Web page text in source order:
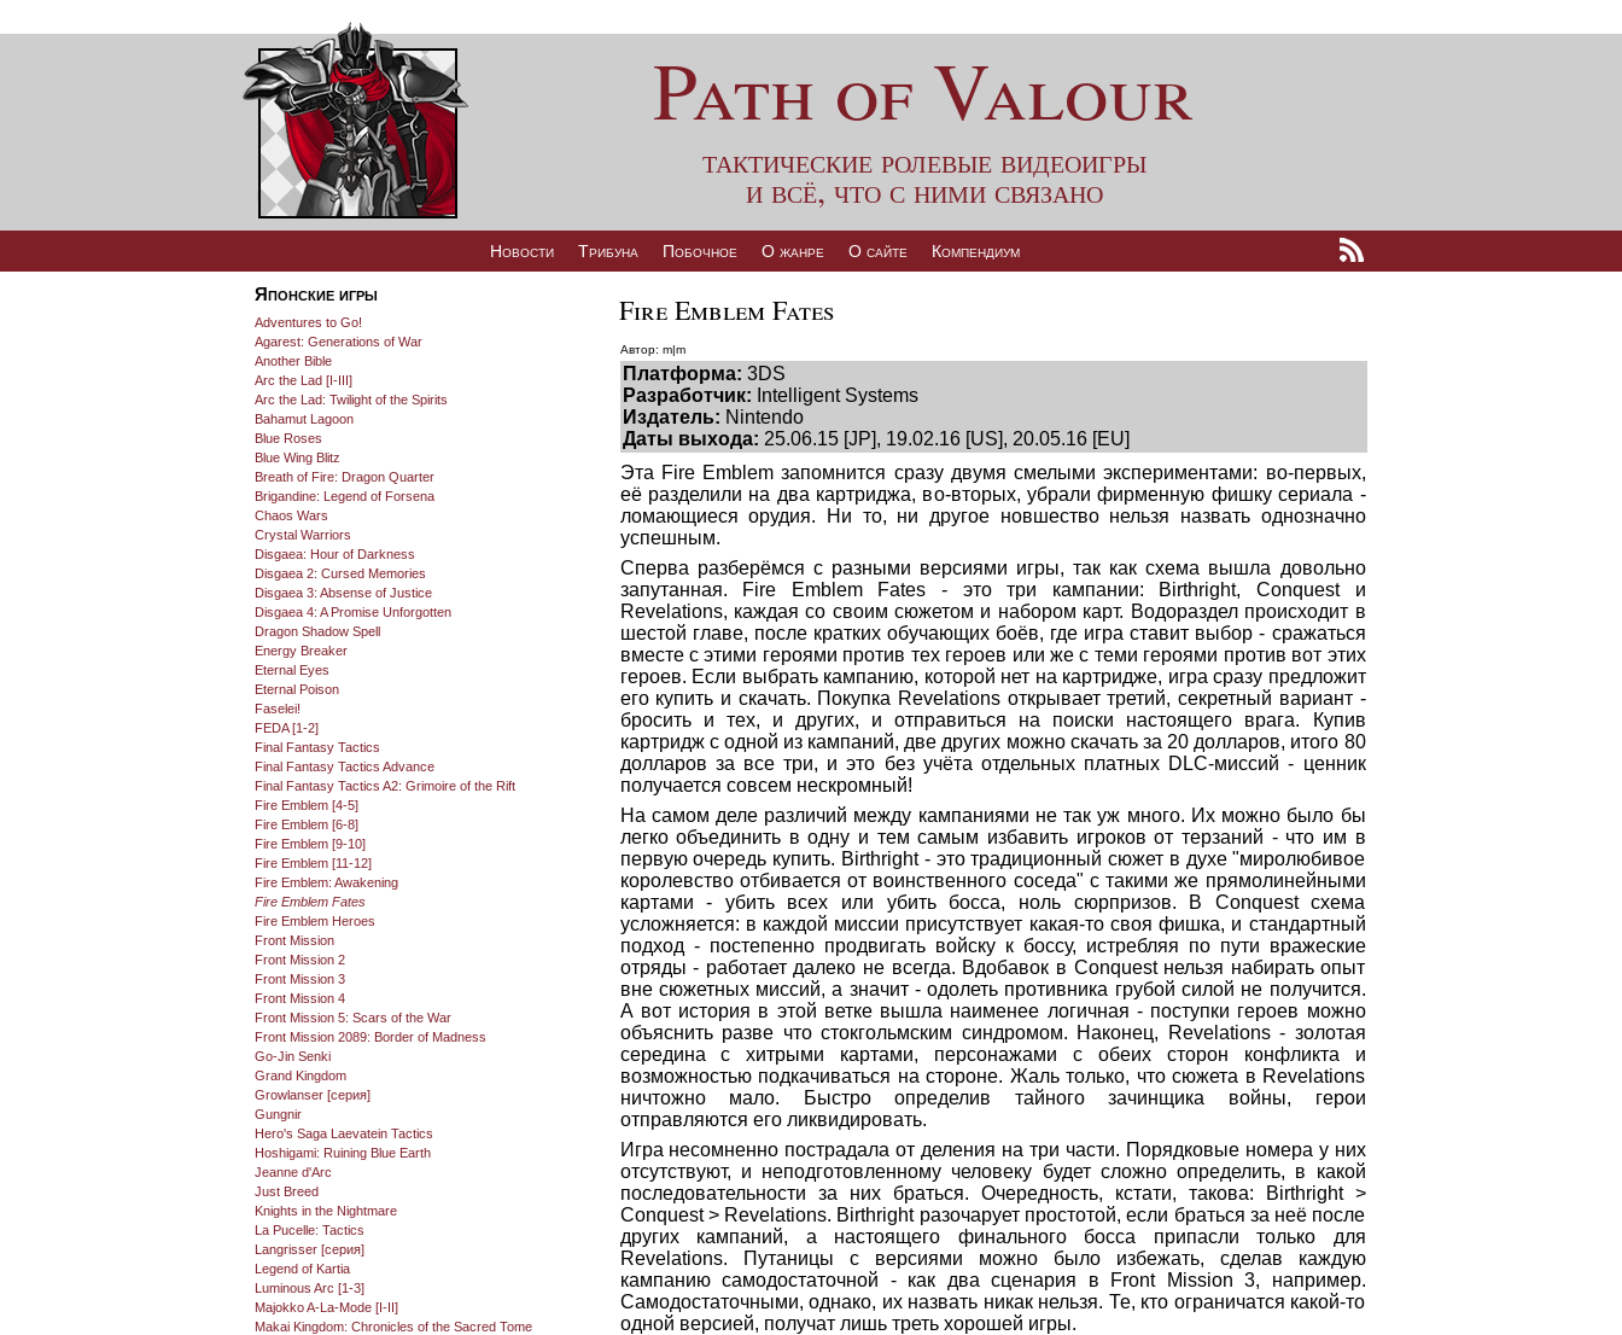
Path of Valour
тактические ролевые видеоигры
и всё, что с ними связано
Новости Трибуна Побочное О жанре О сайте Компендиум
Японские игры
Adventures to Go!
Agarest: Generations of War
Another Bible
Arc the Lad [I-III]
Arc the Lad: Twilight of the Spirits
Bahamut Lagoon
Blue Roses
Blue Wing Blitz
Breath of Fire: Dragon Quarter
Brigandine: Legend of Forsena
Chaos Wars
Crystal Warriors
Disgaea: Hour of Darkness
Disgaea 2: Cursed Memories
Disgaea 3: Absense of Justice
Disgaea 4: A Promise Unforgotten
Dragon Shadow Spell
Energy Breaker
Eternal Eyes
Eternal Poison
Faselei!
FEDA [1-2]
Final Fantasy Tactics
Final Fantasy Tactics Advance
Final Fantasy Tactics A2: Grimoire of the Rift
Fire Emblem [4-5]
Fire Emblem [6-8]
Fire Emblem [9-10]
Fire Emblem [11-12]
Fire Emblem: Awakening
Fire Emblem Fates
Fire Emblem Heroes
Front Mission
Front Mission 2
Front Mission 3
Front Mission 4
Front Mission 5: Scars of the War
Front Mission 2089: Border of Madness
Go-Jin Senki
Grand Kingdom
Growlanser [серия]
Gungnir
Hero's Saga Laevatein Tactics
Hoshigami: Ruining Blue Earth
Jeanne d'Arc
Just Breed
Knights in the Nightmare
La Pucelle: Tactics
Langrisser [серия]
Legend of Kartia
Luminous Arc [1-3]
Majokko A-La-Mode [I-II]
Makai Kingdom: Chronicles of the Sacred Tome
Fire Emblem Fates
Автор: m|m
Платформа: 3DS
Разработчик: Intelligent Systems
Издатель: Nintendo
Даты выхода: 25.06.15 [JP], 19.02.16 [US], 20.05.16 [EU]
Эта Fire Emblem запомнится сразу двумя смелыми экспериментами: во-первых,
её разделили на два картриджа, во-вторых, убрали фирменную фишку сериала -
ломающиеся орудия. Ни то, ни другое новшество нельзя назвать однозначно
успешным.
Сперва разберёмся с разными версиями игры, так как схема вышла довольно
запутанная. Fire Emblem Fates - это три кампании: Birthright, Conquest и
Revelations, каждая со своим сюжетом и набором карт. Водораздел происходит в
шестой главе, после кратких обучающих боёв, где игра ставит выбор - сражаться
вместе с этими героями против тех героев или же с теми героями против вот этих
героев. Если выбрать кампанию, которой нет на картридже, игра сразу предложит
его купить и скачать. Покупка Revelations открывает третий, секретный вариант -
бросить и тех, и других, и отправиться на поиски настоящего врага. Купив
картридж с одной из кампаний, две других можно скачать за 20 долларов, итого 80
долларов за все три, и это без учёта отдельных платных DLC-миссий - ценник
получается совсем нескромный!
На самом деле различий между кампаниями не так уж много. Их можно было бы
легко объединить в одну и тем самым избавить игроков от терзаний - что им в
первую очередь купить. Birthright - это традиционный сюжет в духе "миролюбивое
королевство отбивается от воинственного соседа" с такими же прямолинейными
картами - убить всех или убить босса, ноль сюрпризов. В Conquest схема
усложняется: в каждой миссии присутствует какая-то своя фишка, и стандартный
подход - постепенно продвигать войску к боссу, истребляя по пути вражеские
отряды - работает далеко не всегда. Вдобавок в Conquest нельзя набирать опыт
вне сюжетных миссий, а значит - одолеть противника грубой силой не получится.
А вот история в этой ветке вышла наименее логичная - поступки героев можно
объяснить разве что стокгольмским синдромом. Наконец, Revelations - золотая
середина с хитрыми картами, персонажами с обеих сторон конфликта и
возможностью подкачиваться на стороне. Жаль только, что сюжета в Revelations
ничтожно мало. Быстро определив тайного зачинщика войны, герои
отправляются его ликвидировать.
Игра несомненно пострадала от деления на три части. Порядковые номера у них
отсутствуют, и неподготовленному человеку будет сложно определить, в какой
последовательности за них браться. Очередность, кстати, такова: Birthright >
Conquest > Revelations. Birthright разочарует простотой, если браться за неё после
других кампаний, а настоящего финального босса припасли только для
Revelations. Путаницы с версиями можно было избежать, сделав каждую
кампанию самодостаточной - как два сценария в Front Mission 3, например.
Самодостаточными, однако, их назвать никак нельзя. Те, кто ограничатся какой-то
одной версией, получат лишь треть хорошей игры.